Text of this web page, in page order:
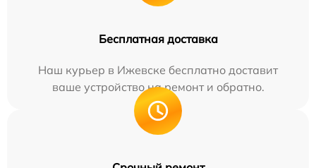
Бесплатная доставка
Наш курьер в Ижевске бесплатно доставит
ваше устройство на ремонт и обратно.